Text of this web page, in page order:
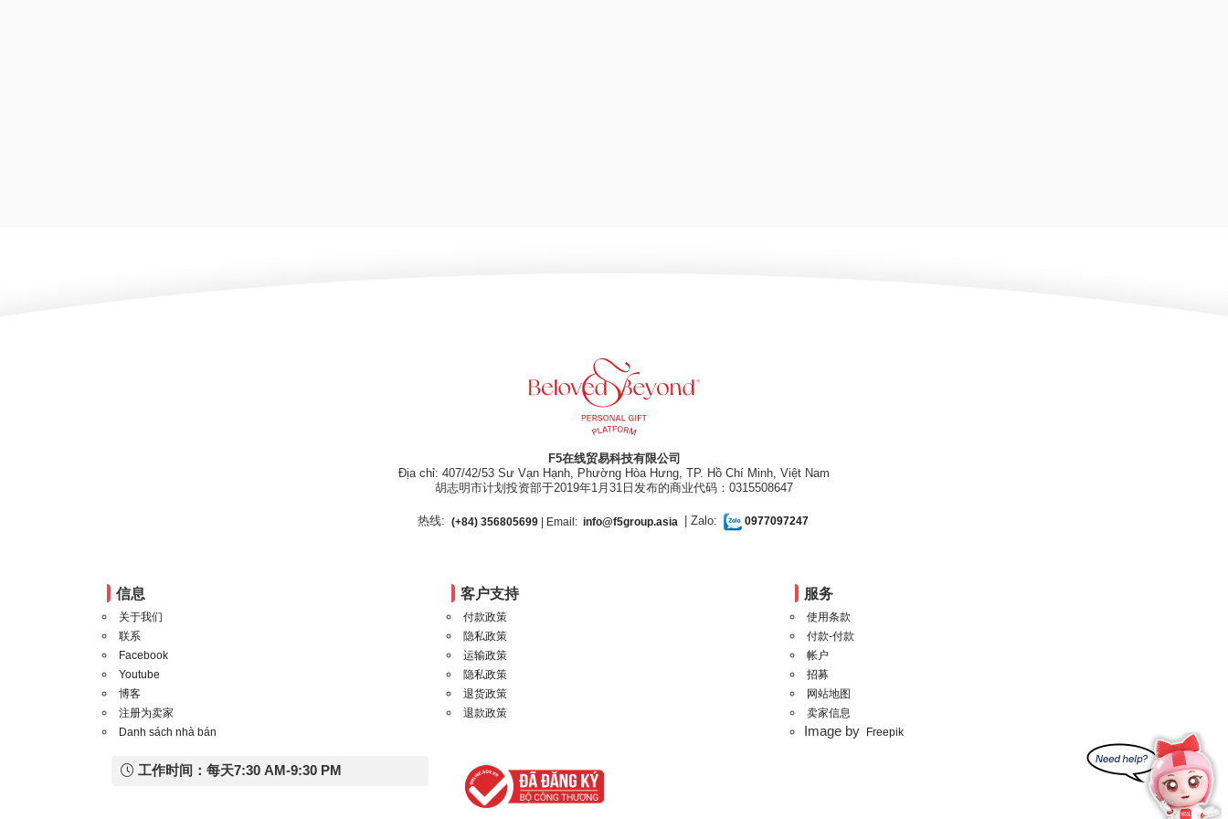
F5在线贸易科技有限公司
Địa chỉ: 407/42/53 Sư Vạn Hạnh, Phường Hòa Hưng, TP. Hồ Chí Minh, Việt Nam
胡志明市计划投资部于2019年1月31日发布的商业代码：0315508647
热线: (+84) 356805699| Email: info@f5group.asia | Zalo: 0977097247
信息
关于我们
联系
Facebook
Youtube
博客
注册为卖家
Danh sách nhà bán
客户支持
付款政策
隐私政策
运输政策
隐私政策
退货政策
退款政策
服务
使用条款
付款-付款
帐户
招募
网站地图
卖家信息
Image by Freepik
工作时间：每天7:30 AM-9:30 PM